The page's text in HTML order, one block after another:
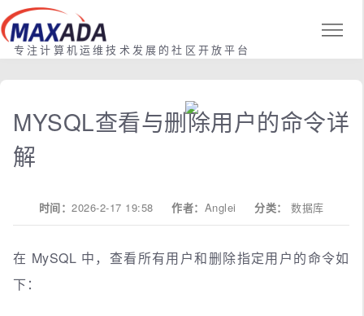
专注计算机运维技术发展的社区开放平台
MYSQL查看与删除用户的命令详
解
时间： 2026-2-17 19:58 作者： Anglei 分类： 数据库
在 MySQL 中，查看所有用户和删除指定用户的命令如
下：